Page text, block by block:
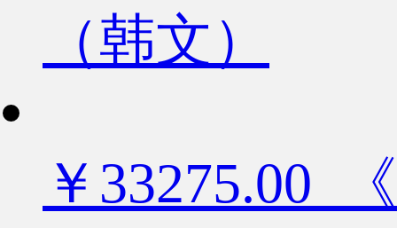
（韩文）
￥33275.00